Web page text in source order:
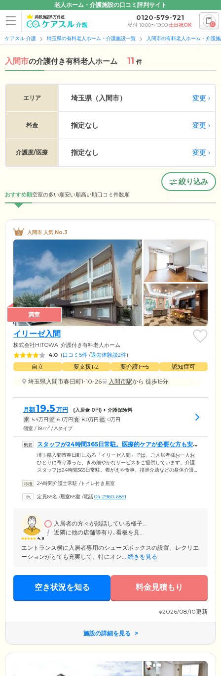
老人ホーム・介護施設の口コミ評判サイト
掲載施設5万件超 0120-579-721
受付 10:00〜19:00土日祝OK 0
ケアスル 介護 埼玉県の有料老人ホーム・介護施設一覧 入間市の有料老人ホーム・介護
入間市の介護付き有料老人ホーム 11 件
エリア 埼玉県（入間市） 変更
料金 指定なし 変更
介護度/医療 指定なし 変更
絞り込み
おすすめ順空室の多い順安い順高い順口コミ件数順
入間市 人気 No.3
満室
イリーゼ入間
株式会社HITOWA 介護付き有料老人ホーム
4.0 (口コミ5件 /退去体験談2件)
自立 要支援1•2 要介護1〜5
認知症可
埼玉県入間市春日町1-10-26
入間市駅から 徒歩15分
月額19.5 万円 (入居金 0円) + 介護保険料
家 5.4万円 管 6.1万円 食 8.0万円 他 0万円
個室 / 18m2 / Aタイプ
スタッフが24時間365日常駐。医療的ケアが必要な方も安心
です
埼玉県入間市春日町にある「イリーゼ入間」では、ご入居者様お一人お
ひとりに寄り添った、きめ細やかなサービスをご提供しています。介護
スタッフは24時間365日常駐。着がえや食事、排泄介助などの身体介護は
日中は看護スタッフも常駐しており、医療的ケアが必要な方も安心して
うやストーマを増設されている方、パーキンソン病やALSなど神経難病
24時間介護士常駐 /トイレ付き居室
定員65名 /居室65室 /電話04-2960-6851
4.8
入居者の方々が談話している様子...
近隣に他の店舗等有り､看板を見...
エントランス横に入居者専用のシューズボックスの設置。レクリエ
ーションがとても充実して、特にオン... 続きを見る
空き状況を知る 料金見積もり
※2026/08/10更新
施設の詳細を見る